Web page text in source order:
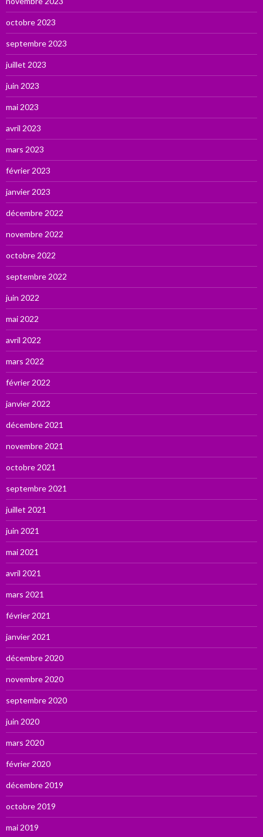
octobre 2023
septembre 2023
juillet 2023
juin 2023
mai 2023
avril 2023
mars 2023
février 2023
janvier 2023
décembre 2022
novembre 2022
octobre 2022
septembre 2022
juin 2022
mai 2022
avril 2022
mars 2022
février 2022
janvier 2022
décembre 2021
novembre 2021
octobre 2021
septembre 2021
juillet 2021
juin 2021
mai 2021
avril 2021
mars 2021
février 2021
janvier 2021
décembre 2020
novembre 2020
septembre 2020
juin 2020
mars 2020
février 2020
décembre 2019
octobre 2019
mai 2019